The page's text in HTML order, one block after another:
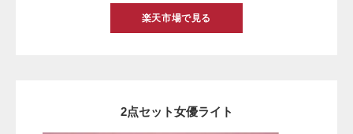
楽天市場で見る
2点セット女優ライト